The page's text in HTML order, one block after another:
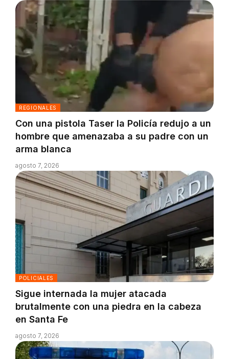
REGIONALES
Con una pistola Taser la Policía redujo a un
hombre que amenazaba a su padre con un
arma blanca
agosto 7, 2026
POLICIALES
Sigue internada la mujer atacada
brutalmente con una piedra en la cabeza
en Santa Fe
agosto 7, 2026